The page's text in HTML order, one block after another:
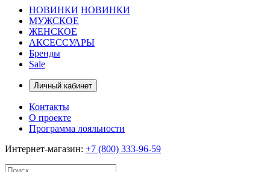
НОВИНКИ НОВИНКИ
МУЖСКОЕ
ЖЕНСКОЕ
АКСЕССУАРЫ
Бренды
Sale
Личный кабинет
Контакты
О проекте
Программа лояльности
Интернет-магазин: +7 (800) 333-96-59